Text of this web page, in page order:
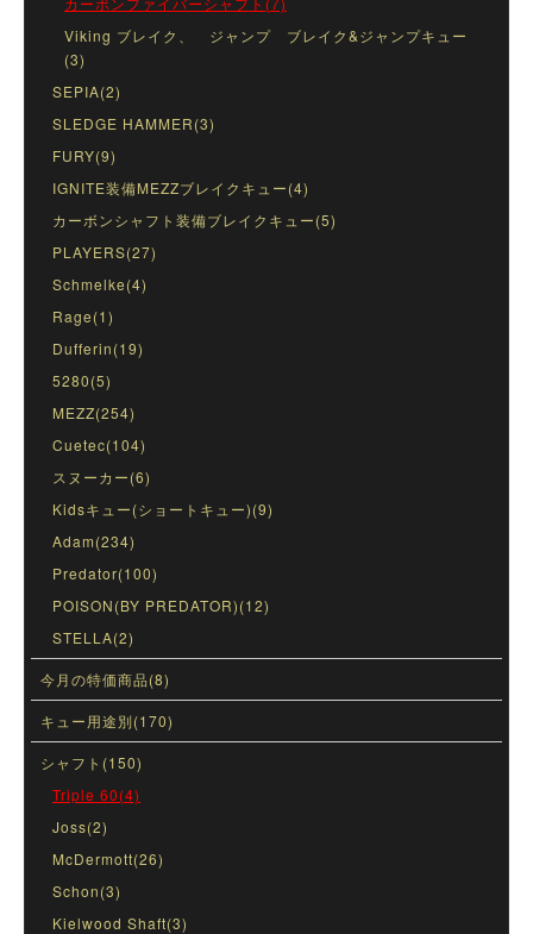
Viking ブレイク、 ジャンプ ブレイク&ジャンプキュー
(3)
SEPIA(2)
SLEDGE HAMMER(3)
FURY(9)
IGNITE装備MEZZブレイクキュー(4)
カーボンシャフト装備ブレイクキュー(5)
PLAYERS(27)
Schmelke(4)
Rage(1)
Dufferin(19)
5280(5)
MEZZ(254)
Cuetec(104)
スヌーカー(6)
Kidsキュー(ショートキュー)(9)
Adam(234)
Predator(100)
POISON(BY PREDATOR)(12)
STELLA(2)
今月の特価商品(8)
キュー用途別(170)
シャフト(150)
Triple 60(4)
Joss(2)
McDermott(26)
Schon(3)
Kielwood Shaft(3)